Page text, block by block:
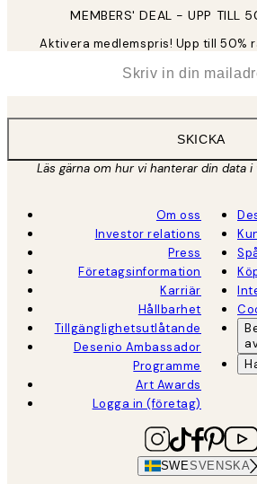
MEMBERS' DEAL - UPP TILL
Aktivera medlemspris! Upp till 50%
SKICKA
Läs gärna om hur vi hanterar din data i
Om oss
Investor relations
Press
Företagsinformation
Karriär
Hållbarhet
Tillgänglighetsutlåtande
Desenio Ambassador
Programme
Art Awards
Logga in (företag)
SWESVENSKA